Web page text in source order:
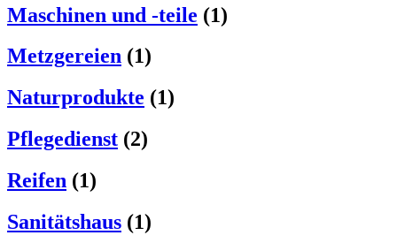
Maschinen und -teile (1)
Metzgereien (1)
Naturprodukte (1)
Pflegedienst (2)
Reifen (1)
Sanitätshaus (1)